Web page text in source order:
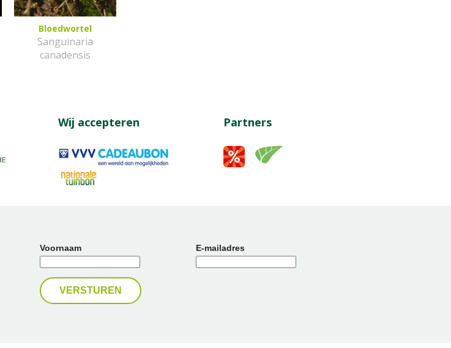
Bloedwortel
Sanguinaria
canadensis
Wij accepteren Partners
Voornaam E-mailadres